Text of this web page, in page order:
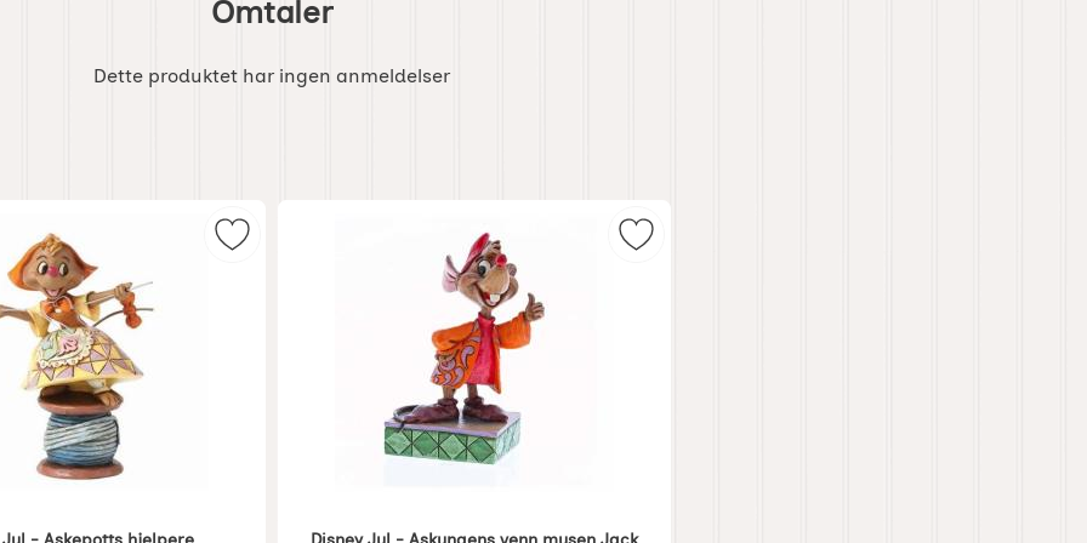
Omtaler
Dette produktet har ingen anmeldelser
vogn som favorittMerk disney Jul - Askepotts hjelpere som favorittMerk disney Jul - Askungens venn musen Jack